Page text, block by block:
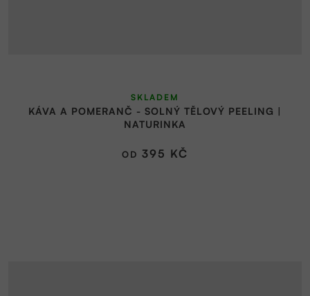
KÁVA A POMERANČ - SOLNÝ TĚLOVÝ PEELING |
NATURINKA
SKLADEM
OD 395 KČ